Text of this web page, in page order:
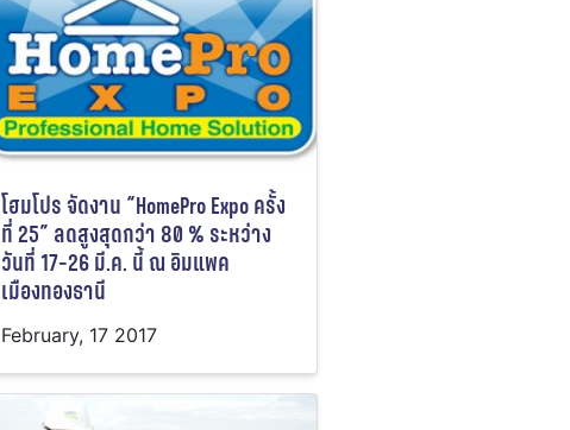
โฮมโปร จัดงาน “HomePro Expo ครั้ง
ที่ 25” ลดสูงสุดกว่า 80 % ระหว่าง
วันที่ 17-26 มี.ค. นี้ ณ อิมแพค
เมืองทองธานี
February, 17 2017